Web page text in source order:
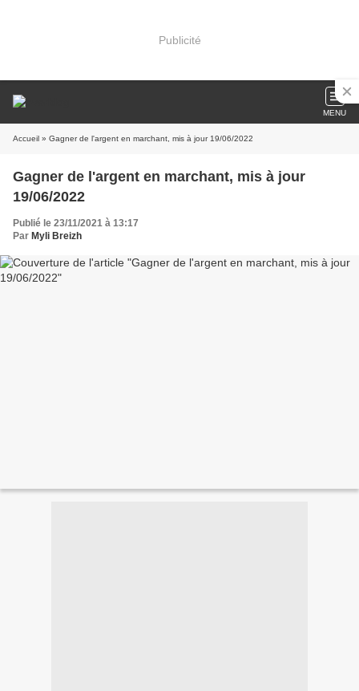
Publicité
MENU
Accueil » Gagner de l'argent en marchant, mis à jour 19/06/2022
Gagner de l'argent en marchant, mis à jour
19/06/2022
Publié le 23/11/2021 à 13:17
Par Myli Breizh